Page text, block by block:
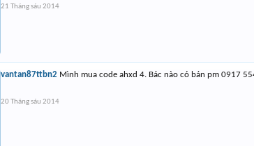
21 Tháng sáu 2014
vantan87ttbn2 Mình mua code ahxd 4. Bác nào có bán pm 0917
20 Tháng sáu 2014